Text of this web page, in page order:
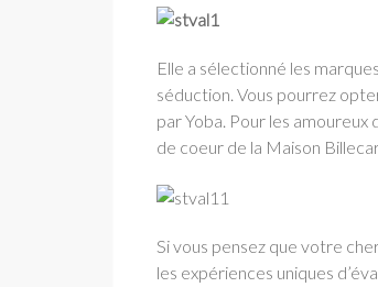
Elle a sélectionné les
séduction. Vous pourrez
par Yoba. Pour les amoureux
de coeur de la Maison
Si vous pensez que votre
les expériences uniques